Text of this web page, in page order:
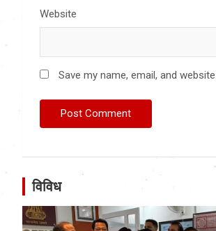
Website
Save my name, email, and
विविध